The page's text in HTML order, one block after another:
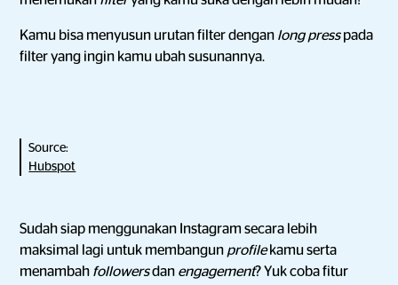
Kamu bisa menyusun urutan filter dengan long presspada
filter yang ingin kamu ubah susunannya.
Source:
Hubspot
Sudah siap menggunakan Instagram secara lebih
maksimal lagi untuk membangun profilekamu serta
menambah followersdan engagement? Yuk coba fitur